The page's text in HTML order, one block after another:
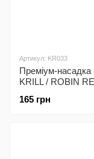
Артикул: KR033
Преміум-насадка
KRILL / ROBIN
165 грн